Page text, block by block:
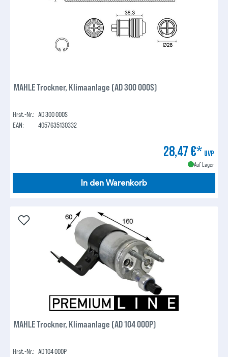
MAHLE Trockner, Klimaanlage (AD 300 000S)
Hrst.-Nr.: AD 300 000S
EAN:
4057635130332
28,47 €* UVP
Auf Lager
In den Warenkorb
MAHLE Trockner, Klimaanlage (AD 104 000P)
Hrst.-Nr.: AD 104 000P